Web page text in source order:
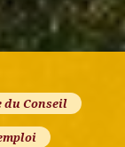
du Conseil